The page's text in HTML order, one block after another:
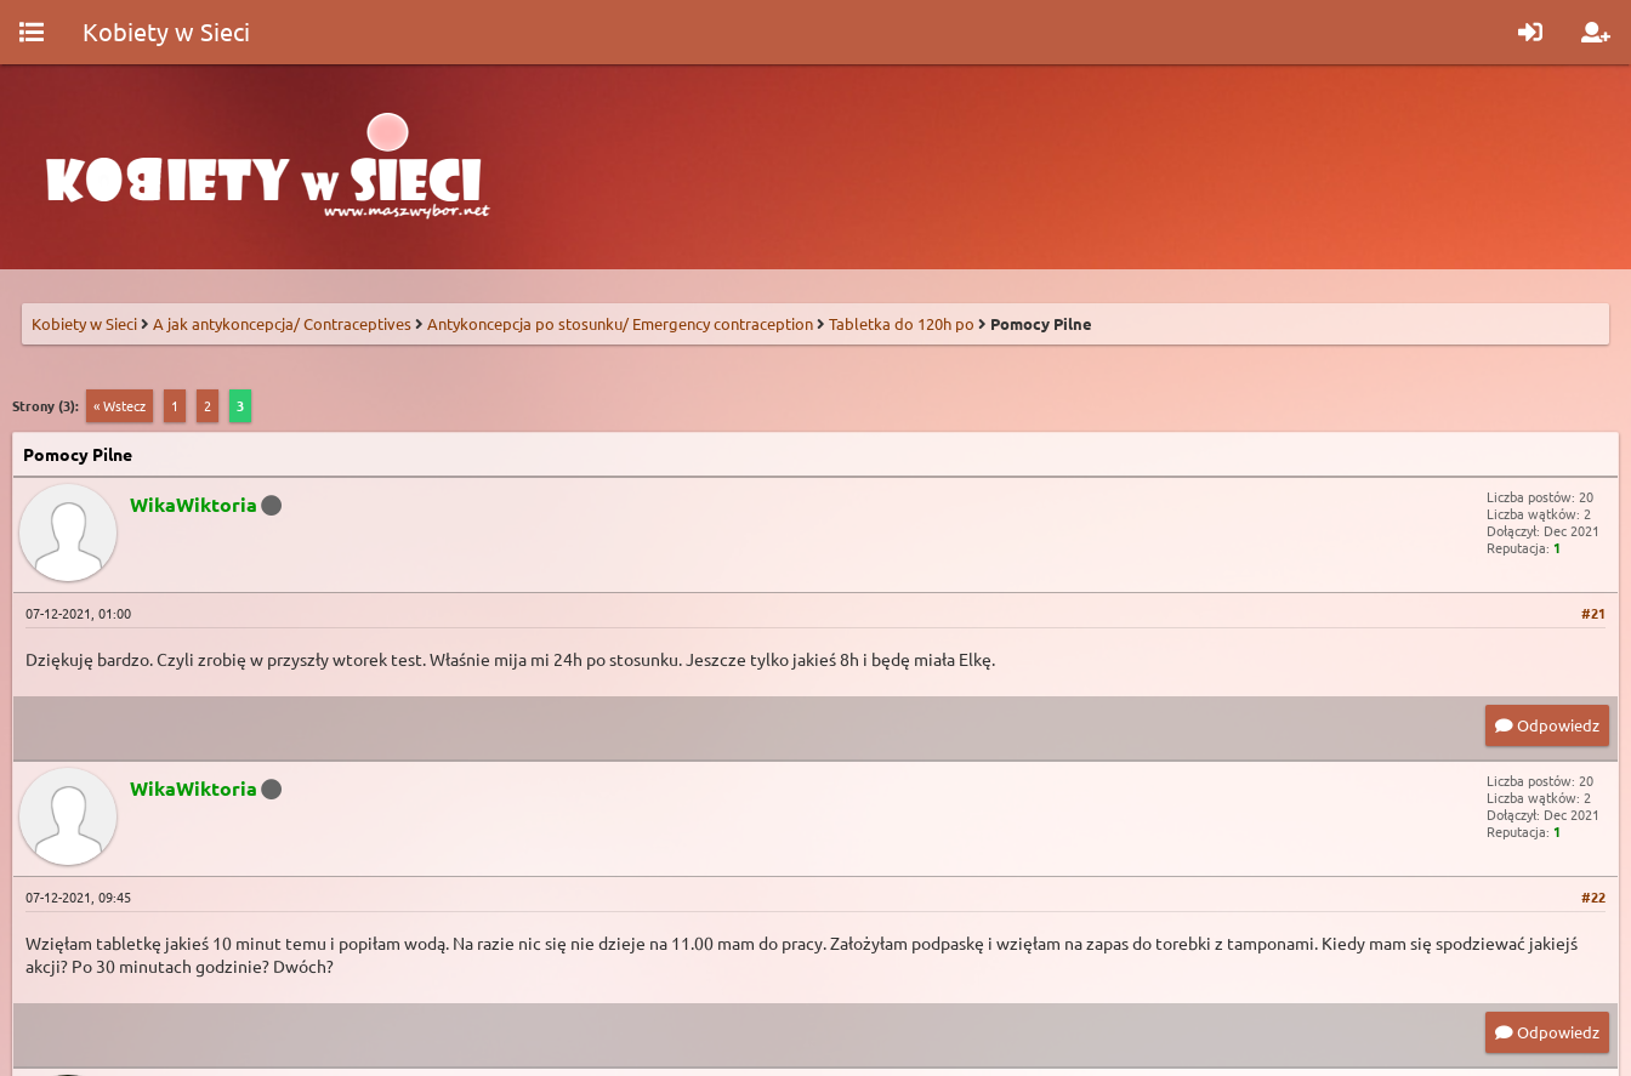
Kobiety w Sieci
Kobiety w Sieci A jak antykoncepcja/ Contraceptives Antykoncepcja po stosunku/ Emergency contraception Tabletka do 120h po Pomocy Pilne
Strony (3): « Wstecz 1 2 3
Pomocy Pilne
WikaWiktoria
Liczba postów: 20
Liczba wątków: 2
Dołączył: Dec 2021
Reputacja: 1
#21
07-12-2021, 01:00
Dziękuję bardzo. Czyli zrobię w przyszły wtorek test. Właśnie mija mi 24h po stosunku. Jeszcze tylko jakieś 8h i będę miała Elkę.
Odpowiedz
WikaWiktoria
Liczba postów: 20
Liczba wątków: 2
Dołączył: Dec 2021
Reputacja: 1
#22
07-12-2021, 09:45
Wzięłam tabletkę jakieś 10 minut temu i popiłam wodą. Na razie nic się nie dzieje na 11.00 mam do pracy. Założyłam podpaskę i wzięłam na zapas do torebki z tamponami. Kiedy mam się spodziewać jakiejś
akcji? Po 30 minutach godzinie? Dwóch?
Odpowiedz